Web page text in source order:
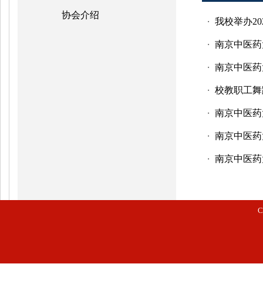
协会介绍
・ 我校举办
・ 南京中医
・ 南京中医
・ 校教职工
・ 南京中医
・ 南京中医
・ 南京中医